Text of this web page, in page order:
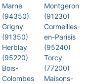
Marne
(94350)
Grigny
(91350)
Herblay
(95220)
Bois-
Colombes
Montgeron
(91230)
Cormeilles-
en-Parisis
(95240)
Torcy
(77200)
Maisons-